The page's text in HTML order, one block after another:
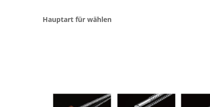
Hauptart für wählen